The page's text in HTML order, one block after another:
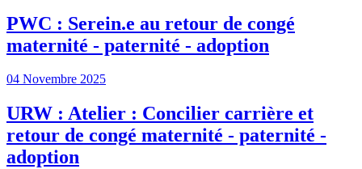
PWC : Serein.e au retour de congé
maternité - paternité - adoption
04 Novembre 2025
URW : Atelier : Concilier carrière et
retour de congé maternité - paternité -
adoption